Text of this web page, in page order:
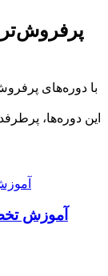
با دوره‌های
این دوره‌ها،
آموزش